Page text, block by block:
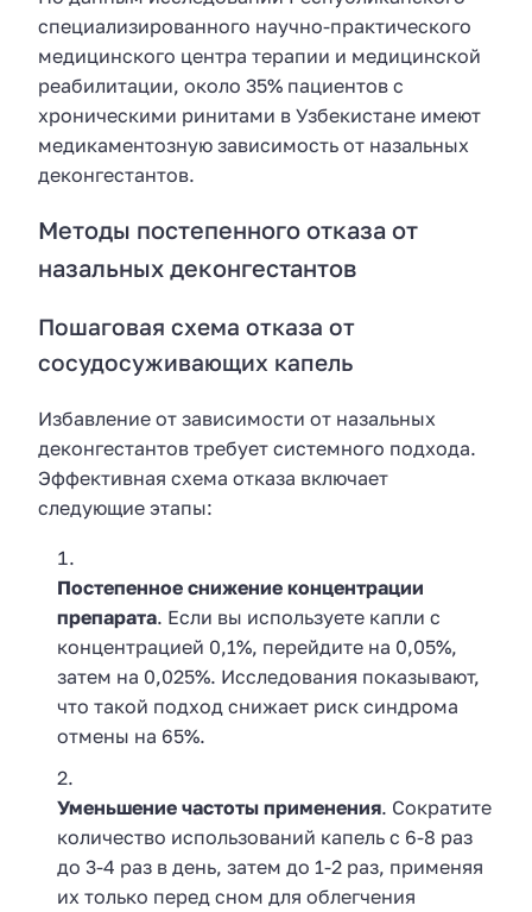
специализированного научно-практического
медицинского центра терапии и медицинской
реабилитации, около 35% пациентов с
хроническими ринитами в Узбекистане имеют
медикаментозную зависимость от назальных
деконгестантов.
Методы постепенного отказа от
назальных деконгестантов
Пошаговая схема отказа от
сосудосуживающих капель
Избавление от зависимости от назальных
деконгестантов требует системного подхода.
Эффективная схема отказа включает
следующие этапы:
Постепенное снижение концентрации
препарата. Если вы используете капли с
концентрацией 0,1%, перейдите на 0,05%,
затем на 0,025%. Исследования показывают,
что такой подход снижает риск синдрома
отмены на 65%.
Уменьшение частоты применения. Сократите
количество использований капель с 6-8 раз
до 3-4 раз в день, затем до 1-2 раз, применяя
их только перед сном для облегчения